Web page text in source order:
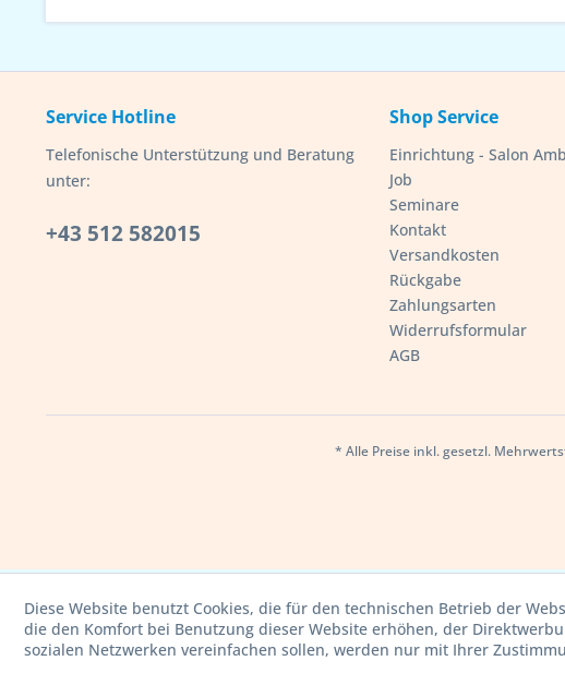
Service Hotline
Telefonische Unterstützung und Beratung
unter:
+43 512 582015
Shop Service
Einrichtung - Salon
Job
Seminare
Kontakt
Versandkosten
Rückgabe
Zahlungsarten
Widerrufsformular
AGB
* Alle Preise inkl. gesetzl.
Diese Website benutzt Cookies, die für den technischen Betrieb der
die den Komfort bei Benutzung dieser Website erhöhen, der
sozialen Netzwerken vereinfachen sollen, werden nur mit Ihrer